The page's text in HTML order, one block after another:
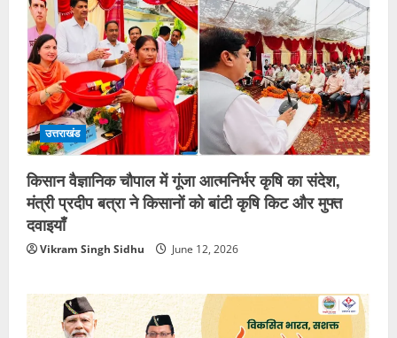
उत्तराखंड
किसान वैज्ञानिक चौपाल में गूंजा आत्मनिर्भर कृषि का संदेश,
मंत्री प्रदीप बत्रा ने किसानों को बांटी कृषि किट और मुफ्त
दवाइयाँ
Vikram Singh Sidhu June 12, 2026